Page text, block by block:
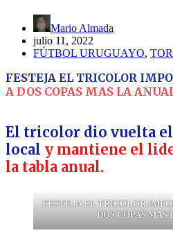
Mario Almada
julio 11, 2022
FÚTBOL URUGUAYO,
FESTEJA EL TRICOLOR
A DOS COPAS MAS LA
El tricolor dio vuelta
local y mantiene el
la tabla anual.
FESTEJA EL TRICOLOR
DOS COPAS MAS